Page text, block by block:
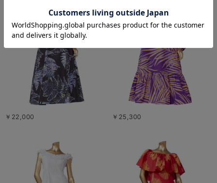
￥22,000 ￥25,300